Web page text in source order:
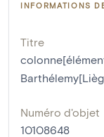
INFORMATIONS
Titre
Numéro d'objet
10108648